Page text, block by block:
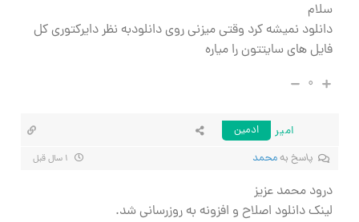
سلام
دانلود نمیشه کرد وقتی میزنی روی دانلودبه نظر دایرکتوری کل
فایل های سایتتون را میاره
۰
امیر
ادمین
پاسخ بهمحمد
درود محمد عزیز
لینک دانلود اصلاح و افزونه به روزرسانی شد.